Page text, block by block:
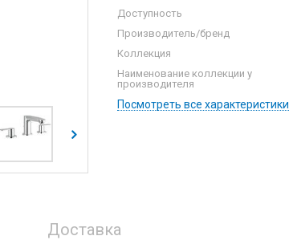
Доступность
Производитель/бренд
Коллекция
Наименование коллекции у
производителя
Посмотреть все характеристики
Доставка